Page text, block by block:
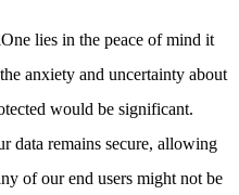
lies in the peace of mind it
anxiety and uncertainty about
would be significant.
data remains secure, allowing
of our end users might not be